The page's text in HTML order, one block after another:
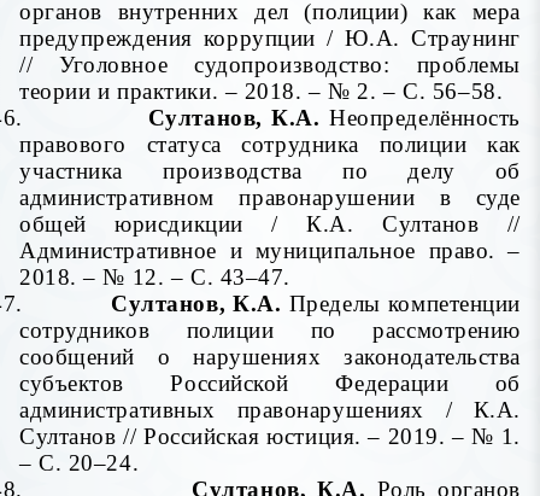
органов внутренних дел (полиции) как мера
предупреждения коррупции / Ю.А. Страунинг
// Уголовное судопроизводство: проблемы
теории и практики. – 2018. – № 2. – С. 56–58.
Султанов, К.А. Неопределённость
правового статуса сотрудника полиции как
участника производства по делу об
административном правонарушении в суде
общей юрисдикции / К.А. Султанов //
Административное и муниципальное право. –
2018. – № 12. – С. 43–47.
Султанов, К.А. Пределы компетенции
сотрудников полиции по рассмотрению
сообщений о нарушениях законодательства
субъектов Российской Федерации об
административных правонарушениях / К.А.
Султанов // Российская юстиция. – 2019. – № 1.
– С. 20–24.
Султанов, К.А. Роль органов